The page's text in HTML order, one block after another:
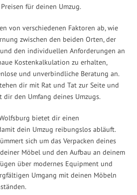
für deinen Umzug.
von verschiedenen Faktoren ab, wie
zwischen den beiden Orten, der
den individuellen Anforderungen an
Kostenkalkulation zu erhalten,
und unverbindliche Beratung an.
dir mit Rat und Tat zur Seite und
den Umfang deines Umzugs.
bietet dir einen
dein Umzug reibungslos abläuft.
sich um das Verpacken deines
Möbel und den Aufbau an deinem
über modernes Equipment und
Umgang mit deinen Möbeln